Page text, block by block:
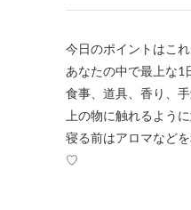
今日のポイントはこれ
あなたの中で最上な1
食事、道具、香り、
上の物に触れるよう
寝る前はアロマなど
♡